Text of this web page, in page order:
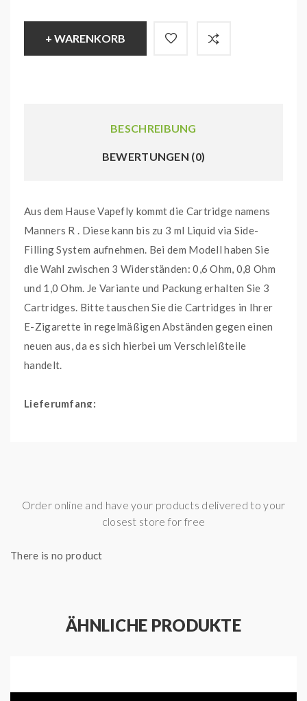
+ WARENKORB
BESCHREIBUNG
BEWERTUNGEN (0)
Aus dem Hause Vapefly kommt die Cartridge namens
Manners R . Diese kann bis zu 3 ml Liquid via Side-
Filling System aufnehmen. Bei dem Modell haben Sie
die Wahl zwischen 3 Widerständen: 0,6 Ohm, 0,8 Ohm
und 1,0 Ohm. Je Variante und Packung erhalten Sie 3
Cartridges. Bitte tauschen Sie die Cartridges in Ihrer
E-Zigarette in regelmäßigen Abständen gegen einen
neuen aus, da es sich hierbei um Verschleißteile
handelt.
Lieferumfang:
Tankvolumen: 3 ml
Side Filling-System
Ausgangsleistung 0,6 Ohm: 18 - 22 Watt
Order online and have your products delivered to your
closest store for free
There is no product
ÄHNLICHE PRODUKTE